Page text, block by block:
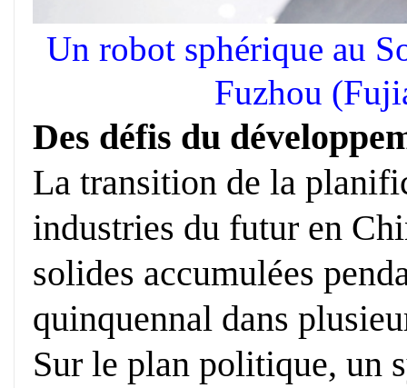
Un robot sphérique au
Fuzhou
Des défis du
La transition de la
industries du futur en
solides accumulées
quinquennal dans
Sur le plan politique, un